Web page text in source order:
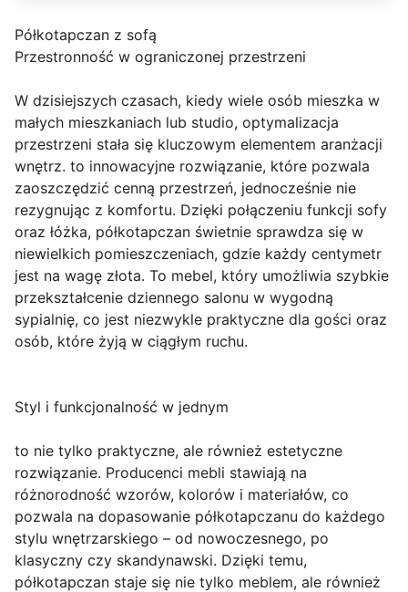
Półkotapczan z sofą
Przestronność w ograniczonej przestrzeni
W dzisiejszych czasach, kiedy wiele osób mieszka w
małych mieszkaniach lub studio, optymalizacja
przestrzeni stała się kluczowym elementem aranżacji
wnętrz. to innowacyjne rozwiązanie, które pozwala
zaoszczędzić cenną przestrzeń, jednocześnie nie
rezygnując z komfortu. Dzięki połączeniu funkcji sofy
oraz łóżka, półkotapczan świetnie sprawdza się w
niewielkich pomieszczeniach, gdzie każdy centymetr
jest na wagę złota. To mebel, który umożliwia szybkie
przekształcenie dziennego salonu w wygodną
sypialnię, co jest niezwykle praktyczne dla gości oraz
osób, które żyją w ciągłym ruchu.
Styl i funkcjonalność w jednym
to nie tylko praktyczne, ale również estetyczne
rozwiązanie. Producenci mebli stawiają na
różnorodność wzorów, kolorów i materiałów, co
pozwala na dopasowanie półkotapczanu do każdego
stylu wnętrzarskiego – od nowoczesnego, po
klasyczny czy skandynawski. Dzięki temu,
półkotapczan staje się nie tylko meblem, ale również